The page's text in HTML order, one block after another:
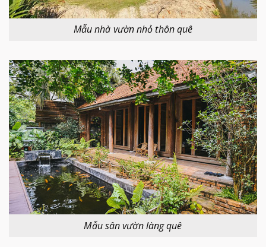
Mẫu nhà vườn nhỏ thôn quê
Mẫu sân vườn làng quê